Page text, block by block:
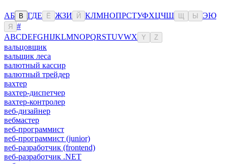
АБ В ГДЕ Ё ЖЗИ Й КЛМНОПРСТУФХЦЧШ Ы ЭЮ
Я
#
ABCDEFGHIJKLMNOPQRSTUVWX Y Z
вальцовщик
вальщик леса
валютный кассир
валютный трейдер
вахтер
вахтер-диспетчер
вахтер-контролер
веб-дизайнер
вебмастер
веб-программист
веб-программист (junior)
веб-разработчик (frontend)
веб-разработчик .NET